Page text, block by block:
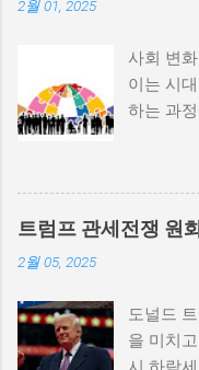
적 갈등
증가한다
한 불만
역사적
서는 종
비극적인
한 원인
일부 계
2월 01, 2025
사회 변
이는 시
하는 과
탐구하
조 사회
등이 시
한다. 이
이루어진
일하는
트럼프 관세전쟁 원
2월 05, 2025
도널드
을 미치